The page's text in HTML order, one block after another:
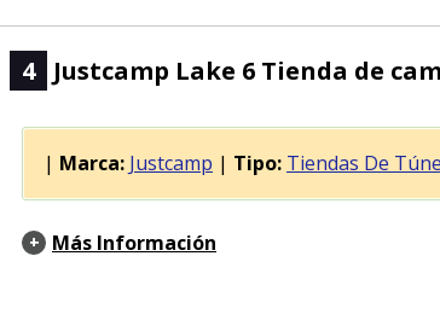
4 Justcamp Lake 6 Tienda de
| Marca: Justcamp | Tipo: Tiendas De
Más Información